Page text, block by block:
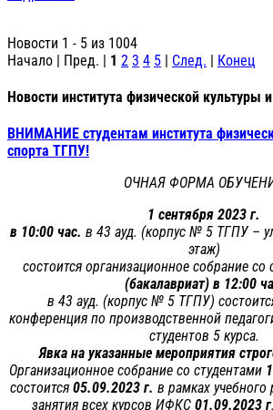
Новости 1 - 5 из 1004
Начало | Пред. | 1 2 3 4 5 | След. | Конец
Новости института физической культуры
ВНИМАНИЕ студентам института
спорта ТГПУ!
ОЧНАЯ ФОРМА
1 сентября 2023 г.
в 10:00 час. в 43 ауд. (корпус № 5 ТГПУ –
этаж)
состоится организационное собрание со
(бакалавриат) в 12:00
в 43 ауд. (корпус № 5 ТГПУ)
конференция по производственной
студентов 5 курса.
Явка на указанные мероприятия
Организационное собрание со студентами
состоится 05.09.2023 г. в рамках
занятия всех курсов ИФКС 01.09.2023 г